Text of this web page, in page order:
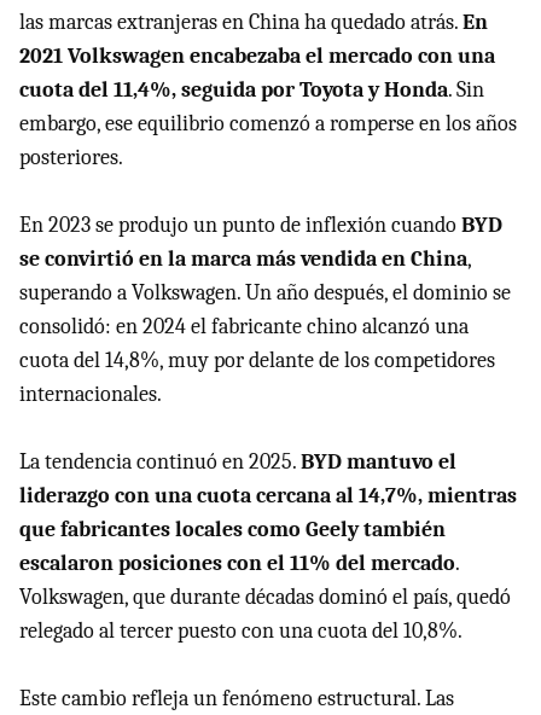
las marcas extranjeras en China ha quedado atrás.En
2021 Volkswagen encabezaba el mercado con una
cuota del 11,4%, seguida por Toyota y Honda. Sin
embargo, ese equilibrio comenzó a romperse en los años
posteriores.
En 2023 se produjo un punto de inflexión cuandoBYD
se convirtió en la marca más vendida en China,
superando a Volkswagen. Un año después, el dominio se
consolidó: en 2024 el fabricante chino alcanzó una
cuota del 14,8%, muy por delante de los competidores
internacionales.
La tendencia continuó en 2025.BYD mantuvo el
liderazgo con una cuota cercana al 14,7%, mientras
que fabricantes locales como Geely también
escalaron posiciones con el 11% del mercado.
Volkswagen, que durante décadas dominó el país, quedó
relegado al tercer puesto con una cuota del 10,8%.
Este cambio refleja un fenómeno estructural. Las